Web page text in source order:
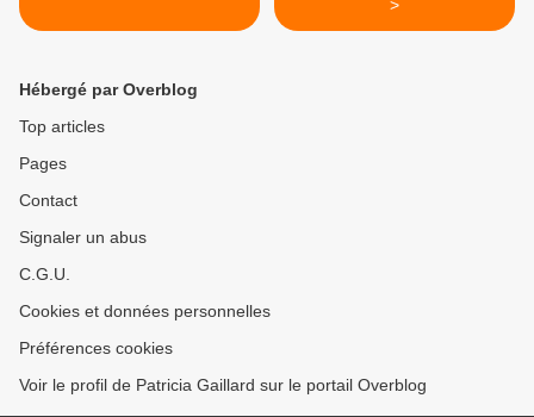
>
Hébergé par Overblog
Top articles
Pages
Contact
Signaler un abus
C.G.U.
Cookies et données personnelles
Préférences cookies
Voir le profil de Patricia Gaillard sur le portail Overblog